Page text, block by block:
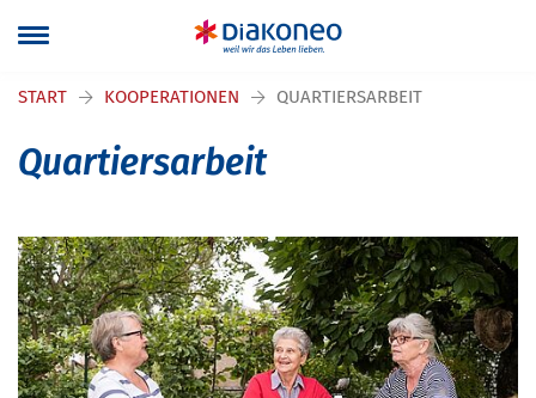
START KOOPERATIONEN QUARTIERSARBEIT
Quartiersarbeit